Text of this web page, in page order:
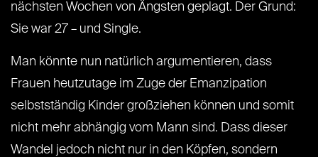
nächsten Wochen von Ängsten geplagt. Der Grund:
Sie war 27 – und Single.
Man könnte nun natürlich argumentieren, dass
Frauen heutzutage im Zuge der Emanzipation
selbstständig Kinder großziehen können und somit
nicht mehr abhängig vom Mann sind. Dass dieser
Wandel jedoch nicht nur in den Köpfen, sondern